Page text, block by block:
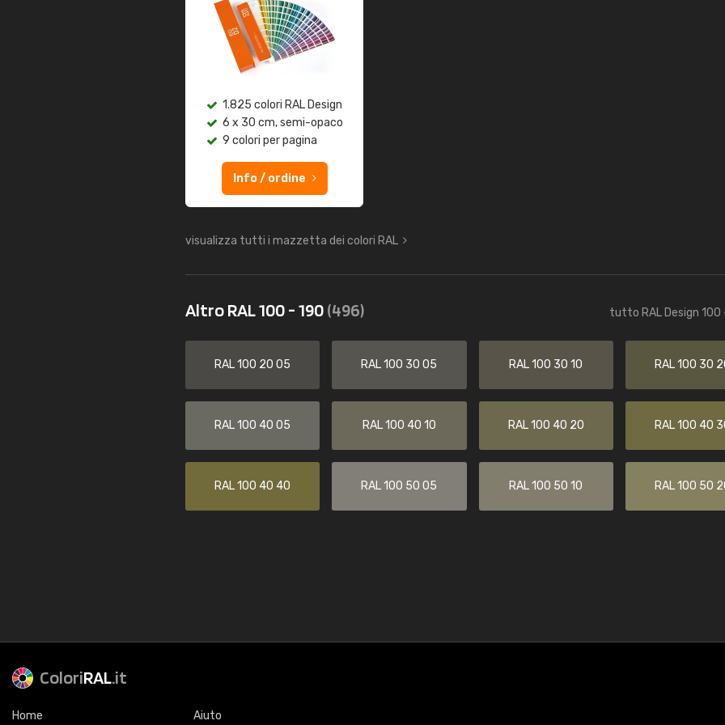
1.825 colori RAL Design
6 x 30 cm, semi-opaco
9 colori per pagina
Info / ordine
visualizza tutti i mazzetta dei colori RAL
Altro RAL 100 - 190(496) tutto RAL Design 100
RAL 100 20 05 RAL 100 30 05 RAL 100 30 10 RAL 100 30
RAL 100 40 05 RAL 100 40 10 RAL 100 40 20 RAL 100 40
RAL 100 40 40 RAL 100 50 05 RAL 100 50 10 RAL 100 50
ColoriRAL.it
Home Aiuto